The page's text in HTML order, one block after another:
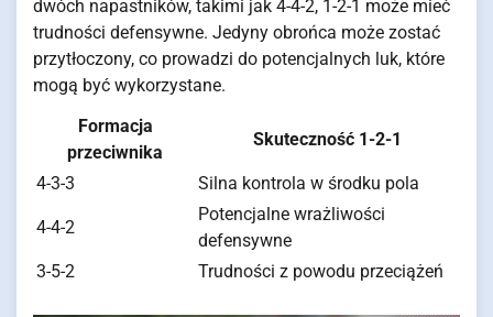
dwóch napastników, takimi jak 4-4-2, 1-2-1 może mieć
trudności defensywne. Jedyny obrońca może zostać
przytłoczony, co prowadzi do potencjalnych luk, które
mogą być wykorzystane.
Formacja
przeciwnika
Skuteczność 1-2-1
4-3-3 Silna kontrola w środku pola
4-4-2
Potencjalne wrażliwości
defensywne
3-5-2
Trudności z powodu przeciążeń